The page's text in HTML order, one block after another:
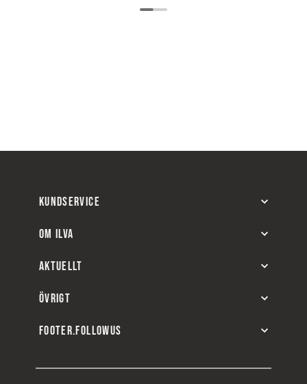
KUNDSERVICE
OM ILVA
AKTUELLT
ÖVRIGT
FOOTER.FOLLOWUS